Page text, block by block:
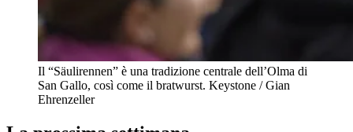
Il “Säulirennen” è una tradizione centrale dell’Olma di
San Gallo, così come il bratwurst. Keystone / Gian
Ehrenzeller